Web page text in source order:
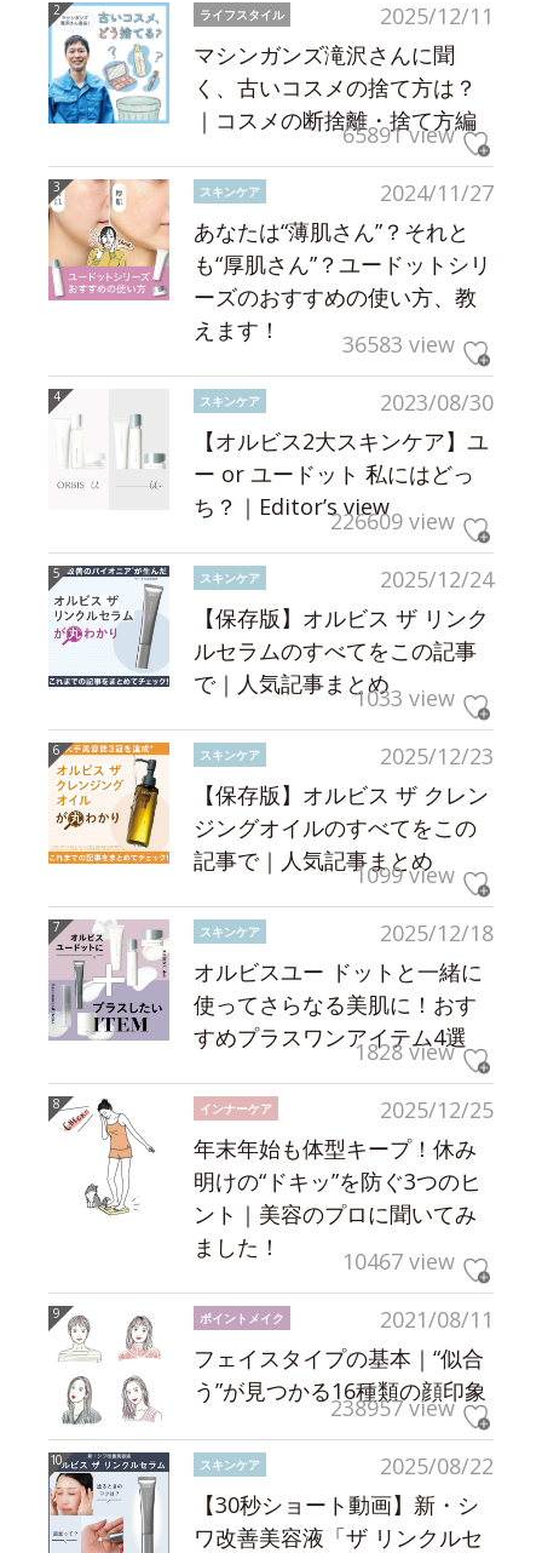
2025/12/11
ライフスタイル
マシンガンズ滝沢さんに聞
く、古いコスメの捨て方は？
｜コスメの断捨離・捨て方編
65891 view
2024/11/27
スキンケア
あなたは“薄肌さん”？それと
も“厚肌さん”？ユードットシリ
ーズのおすすめの使い方、教
えます！
36583 view
2023/08/30
スキンケア
【オルビス2大スキンケア】ユ
ー or ユードット 私にはどっ
ち？｜Editor’s view226609 view
2025/12/24
スキンケア
【保存版】オルビス ザ リンク
ルセラムのすべてをこの記事
で｜人気記事まとめ1033 view
2025/12/23
スキンケア
【保存版】オルビス ザ クレン
ジングオイルのすべてをこの
記事で｜人気記事まとめ
1099 view
2025/12/18
スキンケア
オルビスユー ドットと一緒に
使ってさらなる美肌に！おす
すめプラスワンアイテム4選
1828 view
2025/12/25
インナーケア
年末年始も体型キープ！休み
明けの“ドキッ”を防ぐ3つのヒ
ント｜美容のプロに聞いてみ
ました！
10467 view
2021/08/11
ポイントメイク
フェイスタイプの基本｜“似合
う”が見つかる16種類の顔印象
238957 view
2025/08/22
スキンケア
【30秒ショート動画】新・シ
ワ改善美容液「ザ リンクルセ